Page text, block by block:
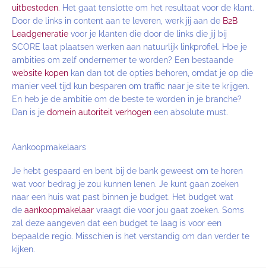
uitbesteden. Het gaat tenslotte om het resultaat voor de klant.
Door de links in content aan te leveren, werk jij aan de B2B
Leadgeneratie voor je klanten die door de links die jij bij
SCORE laat plaatsen werken aan natuurlijk linkprofiel. Hbe je
ambities om zelf ondernemer te worden? Een bestaande
website kopen kan dan tot de opties behoren, omdat je op die
manier veel tijd kun besparen om traffic naar je site te krijgen.
En heb je de ambitie om de beste te worden in je branche?
Dan is je domein autoriteit verhogen een absolute must.
Aankoopmakelaars
Je hebt gespaard en bent bij de bank geweest om te horen
wat voor bedrag je zou kunnen lenen. Je kunt gaan zoeken
naar een huis wat past binnen je budget. Het budget wat
de aankoopmakelaar vraagt die voor jou gaat zoeken. Soms
zal deze aangeven dat een budget te laag is voor een
bepaalde regio. Misschien is het verstandig om dan verder te
kijken.